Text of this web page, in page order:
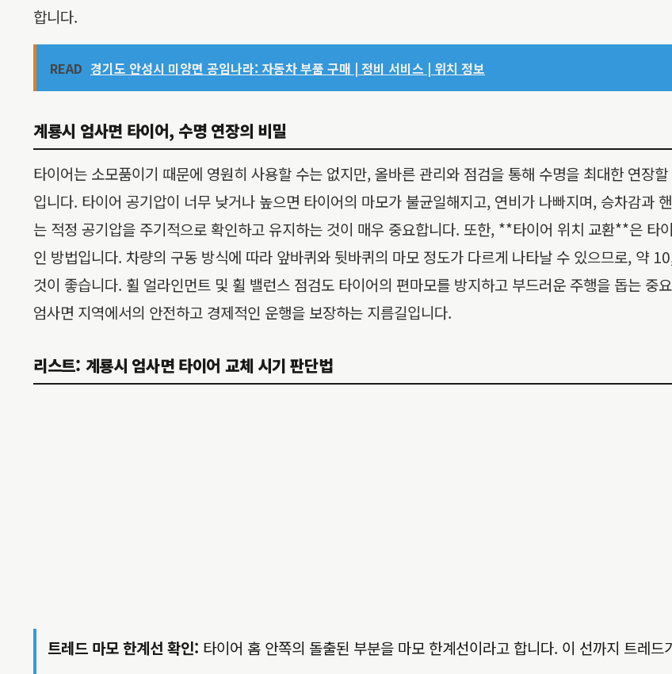
합니다.
READ 경기도 안성시 미양면 공임나라: 자동차 부품 구매 | 정비 서비스 | 위치 정보
계룡시 엄사면 타이어, 수명 연장의 비밀
타이어는 소모품이기 때문에 영원히 사용할 수는 없지만, 올바른 관리와 점검을 통해 수명을 최대한 연장
입니다. 타이어 공기압이 너무 낮거나 높으면 타이어의 마모가 불균일해지고, 연비가 나빠지며, 승차감과
는 적정 공기압을 주기적으로 확인하고 유지하는 것이 매우 중요합니다. 또한, **타이어 위치 교환**은 타
인 방법입니다. 차량의 구동 방식에 따라 앞바퀴와 뒷바퀴의 마모 정도가 다르게 나타날 수 있으므로,
것이 좋습니다. 휠 얼라인먼트 및 휠 밸런스 점검도 타이어의 편마모를 방지하고 부드러운 주행을 돕는 중
엄사면 지역에서의 안전하고 경제적인 운행을 보장하는 지름길입니다.
리스트: 계룡시 엄사면 타이어 교체 시기 판단법
트레드 마모 한계선 확인: 타이어 홈 안쪽의 돌출된 부분을 마모 한계선이라고 합니다. 이 선까지 트레